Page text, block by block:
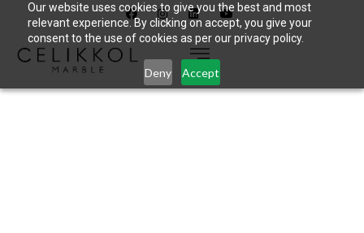
Our website uses cookies to give you the best and most
relevant experience. By clicking on accept, you give your
consent to the use of cookies as per our privacy policy.
Deny Accept